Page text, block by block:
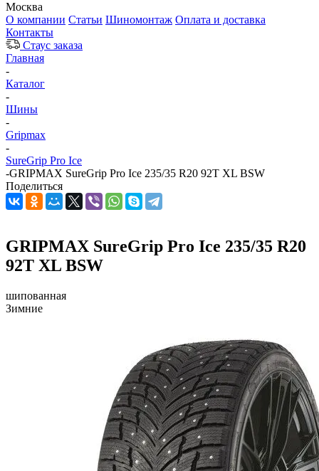
Москва
О компании Статьи Шиномонтаж Оплата и доставка
Контакты
Стаус заказа
Главная
-
Каталог
-
Шины
-
Gripmax
-
SureGrip Pro Ice
-GRIPMAX SureGrip Pro Ice 235/35 R20 92T XL BSW
Поделиться
GRIPMAX SureGrip Pro Ice 235/35 R20
92T XL BSW
шипованная
Зимние